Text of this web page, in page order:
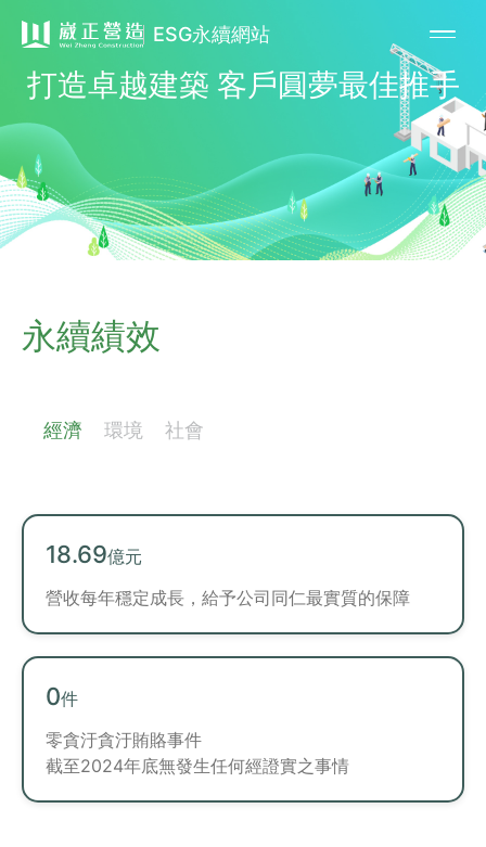
ESG永續網站
打造卓越建築 客戶圓夢最佳推手
永續績效
經濟 環境 社會
18.69億元
營收每年穩定成長，給予公司同仁最實質的保障
0件
零貪汙貪汙賄賂事件
截至2024年底無發生任何經證實之事情
6.370%
綠色採購金額佔總採購比例
5,131
電子簽呈無紙化
推動數位轉型，減少溫室氣體排放
126萬元
教育訓練金費總投入